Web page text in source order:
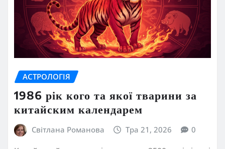
АСТРОЛОГІЯ
1986 рік кого та якої тварини за
китайским календарем
Світлана Романова Тра 21, 2026 0